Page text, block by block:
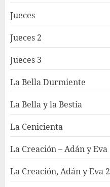
Jueces
Jueces 2
Jueces 3
La Bella Durmiente
La Bella y la Bestia
La Cenicienta
La Creación – Adán y Eva
La Creación, Adán y Eva 2